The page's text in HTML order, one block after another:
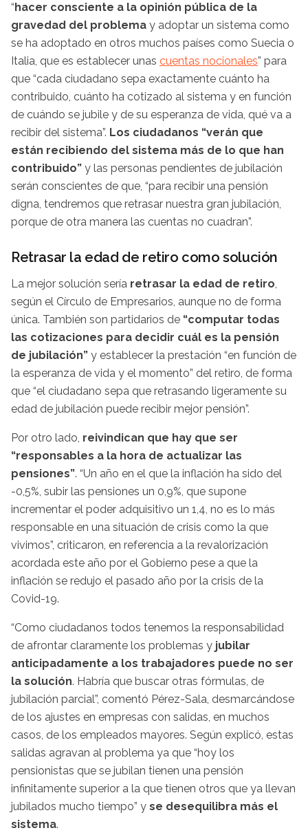
“hacer consciente a la opinión pública de la
gravedad del problema y adoptar un sistema como
se ha adoptado en otros muchos países como Suecia o
Italia, que es establecer unas cuentas nocionales” para
que “cada ciudadano sepa exactamente cuánto ha
contribuido, cuánto ha cotizado al sistema y en función
de cuándo se jubile y de su esperanza de vida, qué va a
recibir del sistema”. Los ciudadanos “verán que
están recibiendo del sistema más de lo que han
contribuido” y las personas pendientes de jubilación
serán conscientes de que, “para recibir una pensión
digna, tendremos que retrasar nuestra gran jubilación,
porque de otra manera las cuentas no cuadran”.
Retrasar la edad de retiro como solución
La mejor solución sería retrasar la edad de retiro,
según el Círculo de Empresarios, aunque no de forma
única. También son partidarios de “computar todas
las cotizaciones para decidir cuál es la pensión
de jubilación” y establecer la prestación “en función de
la esperanza de vida y el momento” del retiro, de forma
que “el ciudadano sepa que retrasando ligeramente su
edad de jubilación puede recibir mejor pensión”.
Por otro lado, reivindican que hay que ser
“responsables a la hora de actualizar las
pensiones”. “Un año en el que la inflación ha sido del
-0,5%, subir las pensiones un 0,9%, que supone
incrementar el poder adquisitivo un 1,4, no es lo más
responsable en una situación de crisis como la que
vivimos”, criticaron, en referencia a la revalorización
acordada este año por el Gobierno pese a que la
inflación se redujo el pasado año por la crisis de la
Covid-19.
“Como ciudadanos todos tenemos la responsabilidad
de afrontar claramente los problemas y jubilar
anticipadamente a los trabajadores puede no ser
la solución. Habría que buscar otras fórmulas, de
jubilación parcial”, comentó Pérez-Sala, desmarcándose
de los ajustes en empresas con salidas, en muchos
casos, de los empleados mayores. Según explicó, estas
salidas agravan al problema ya que “hoy los
pensionistas que se jubilan tienen una pensión
infinitamente superior a la que tienen otros que ya llevan
jubilados mucho tiempo” y se desequilibra más el
sistema.